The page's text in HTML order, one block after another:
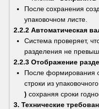
После сохранения
упаковочном листе.
2.2.2 Автоматическая
Система проверяет,
разделения не
2.2.3 Отображение
После формирования
) сохраняя сроки
3. Технические